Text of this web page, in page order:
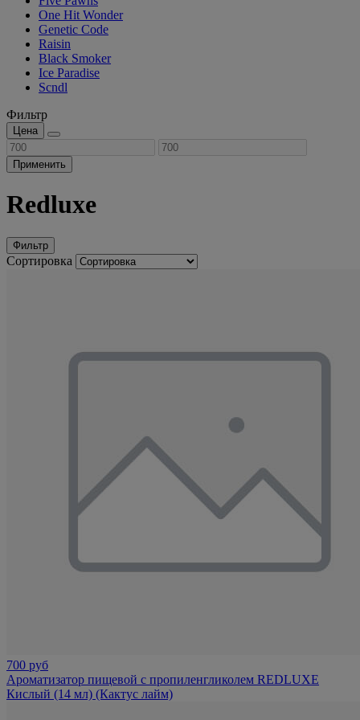
One Hit Wonder
Genetic Code
Raisin
Black Smoker
Ice Paradise
Scndl
Фильтр
Цена
Применить
Redluxe
Фильтр
Сортировка
700 руб
Ароматизатор пищевой с пропиленгликолем REDLUXE
Кислый (14 мл) (Кактус лайм)